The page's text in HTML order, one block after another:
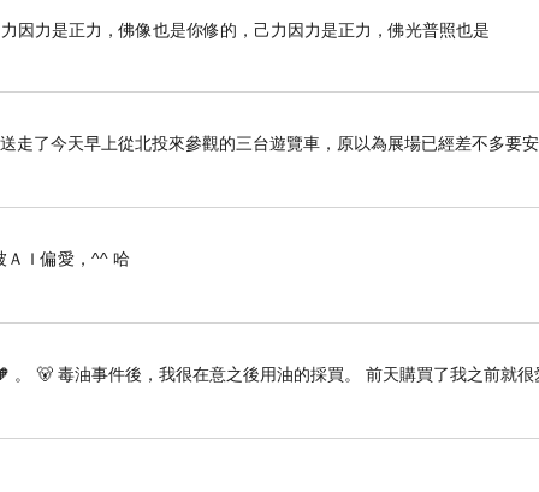
1份＋極品肉品1份＋米食2份＋菜盤2份（菜盤可換雪花牛或
因力是正力，佛像也是你修的，己力因力是正力，佛光普照也是
走了今天早上從北投來參觀的三台遊覽車，原以為展場已經差不多要
ＡＩ偏愛，^^ 哈
🐻 毒油事件後，我很在意之後用油的採買。 前天購買了我之前就很